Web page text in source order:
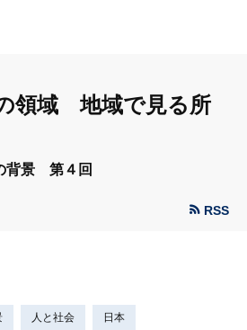
領域 地域で見る所
背景 第４回
RSS
人と社会 日本